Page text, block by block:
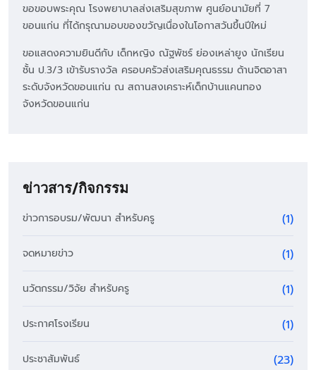
ขอขอบพระคุณ โรงพยาบาลส่งเสริมสุขภาพ ศูนย์อนามัยที่ 7
ขอนแก่น ที่ได้กรุณามอบของขวัญเนื่องในโอกาสวันขึ้นปีใหม่
ขอแสดงความยินดีกับ เด็กหญิง ณัฐพัชร์ ย่องเหล่ายูง นักเรียน
ชั้น ป.3/3 เข้ารับรางวัล ครอบครัวส่งเสริมคุณธรรม ด้านจิตอาสา
ระดับจังหวัดขอนแก่น ณ สถานสงเคราะห์เด็กบ้านแคนทอง
จังหวัดขอนแก่น
ข่าวสาร/กิจกรรม
ข่าวการอบรม/พัฒนา สำหรับครู (1)
จดหมายข่าว (1)
นวัตกรรม/วิจัย สำหรับครู (1)
ประกาศโรงเรียน (1)
ประชาสัมพันธ์ (23)